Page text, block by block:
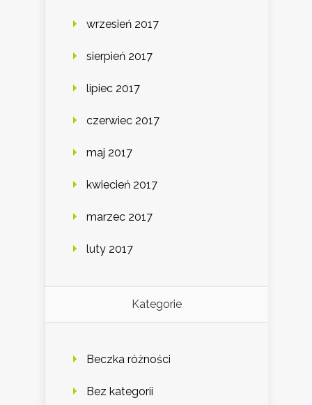
wrzesień 2017
sierpień 2017
lipiec 2017
czerwiec 2017
maj 2017
kwiecień 2017
marzec 2017
luty 2017
Kategorie
Beczka różności
Bez kategorii